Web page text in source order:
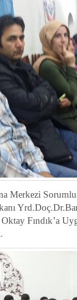
Merkezi
Fındık’a